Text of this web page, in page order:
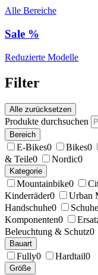
Alle Bereiche
Sale %
Reduzierte Modelle
Filter
Alle zurücksetzen
Produkte durchsuchen
Bereich
E-Bikes0 Bikes0
& Teile0 Nordic0
Kategorie
Mountainbike0
Kinderräder0 Urban
Handschuhe0 Schuhe
Komponenten0
Beleuchtung & Schutz0
Bauart
Fully0 Hardtail0
Größe